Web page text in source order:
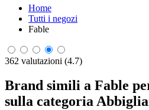
Home
Tutti i negozi
Fable
362 valutazioni (4.7)
Brand simili a Fable
sulla categoria